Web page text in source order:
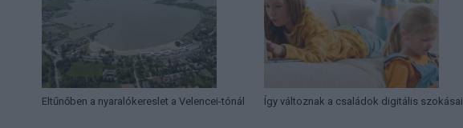
Eltűnőben a nyaralókereslet a Velencei-tónál Így változnak a családok digitális szokásai